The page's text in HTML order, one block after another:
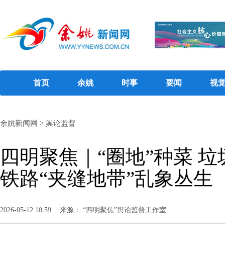
首页 余姚 时事 要闻 视
余姚新闻网 > 舆论监督
四明聚焦｜“圈地”种菜
铁路“夹缝地带”乱象丛生
2026-05-12 10:59 来源： “四明聚焦”舆论监督工作室